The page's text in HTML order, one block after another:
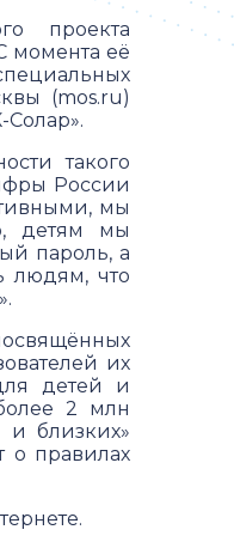
проекта
момента её
(mos.ru)
Солар».
такого
России
мы
детям мы
пароль, а
людям, что
их
детей и
2 млн
и близких»
о правилах